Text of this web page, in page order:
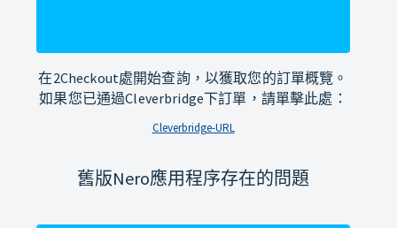
在2Checkout處開始查詢，以獲取您的訂單概覽。
如果您已通過Cleverbridge下訂單，請單擊此處：
Cleverbridge-URL
舊版Nero應用程序存在的問題